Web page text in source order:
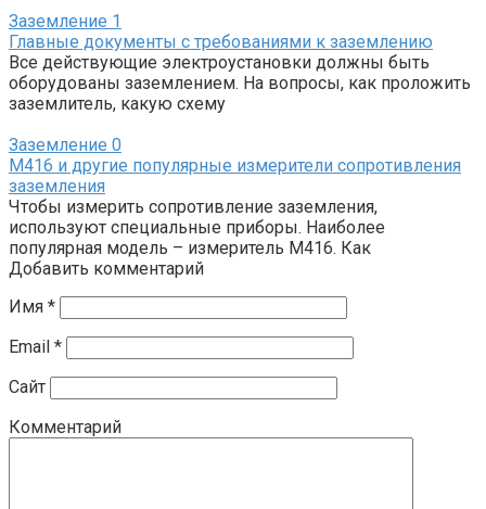
Заземление 1
Главные документы с требованиями к заземлению
Все действующие электроустановки должны быть
оборудованы заземлением. На вопросы, как проложить
заземлитель, какую схему
Заземление 0
М416 и другие популярные измерители сопротивления
заземления
Чтобы измерить сопротивление заземления,
используют специальные приборы. Наиболее
популярная модель – измеритель М416. Как
Добавить комментарий
Имя *
Email *
Сайт
Комментарий